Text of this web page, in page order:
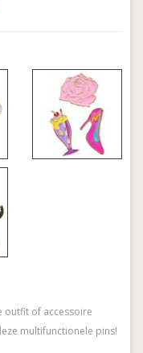
outfit of accessoire
multifunctionele pins!